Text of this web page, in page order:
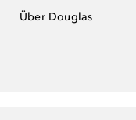
Über Douglas